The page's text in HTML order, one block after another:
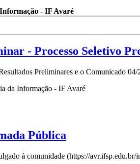
- IF Avaré
- Processo Seletivo
Preliminares e o Comunicado
da Informação - IF Avaré
Pública
à comunidade (https://avr.ifsp.edu.br/